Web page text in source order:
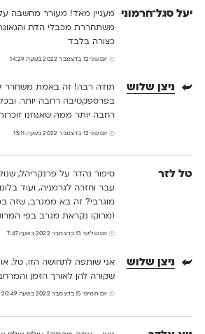
יעל סגל־חרמוני
מעניין מאד! מעורר מחשבה
משתחררת מכבלי הדת
כצורה בלבד
יום שני 12 בדצמבר 2022 בשעה 14:29
ניצן שלוש
תודה רבה! זה באמת משחרר
בפרספקטיבה רחבה יותר.
רחבה יותר ממה שאנחנו
יום שני 12 בדצמבר 2022 בשעה 15:11
טל לזר
סיפור נהדר על פרנקריהל,
עבר וחזרה לגרמניה, ועוד
מוגרבי? זה בא ממגרב, שזה
(מרוקו נקראת מגרב בפי
יום שלישי 13 בדצמבר 2022 בשעה 7:47
ניצן שלוש
אני שותפה לתחושה הזו, טל.
שקורה להן לאורך הזמן
יום חמישי 15 בדצמבר 2022 בשעה 20:49